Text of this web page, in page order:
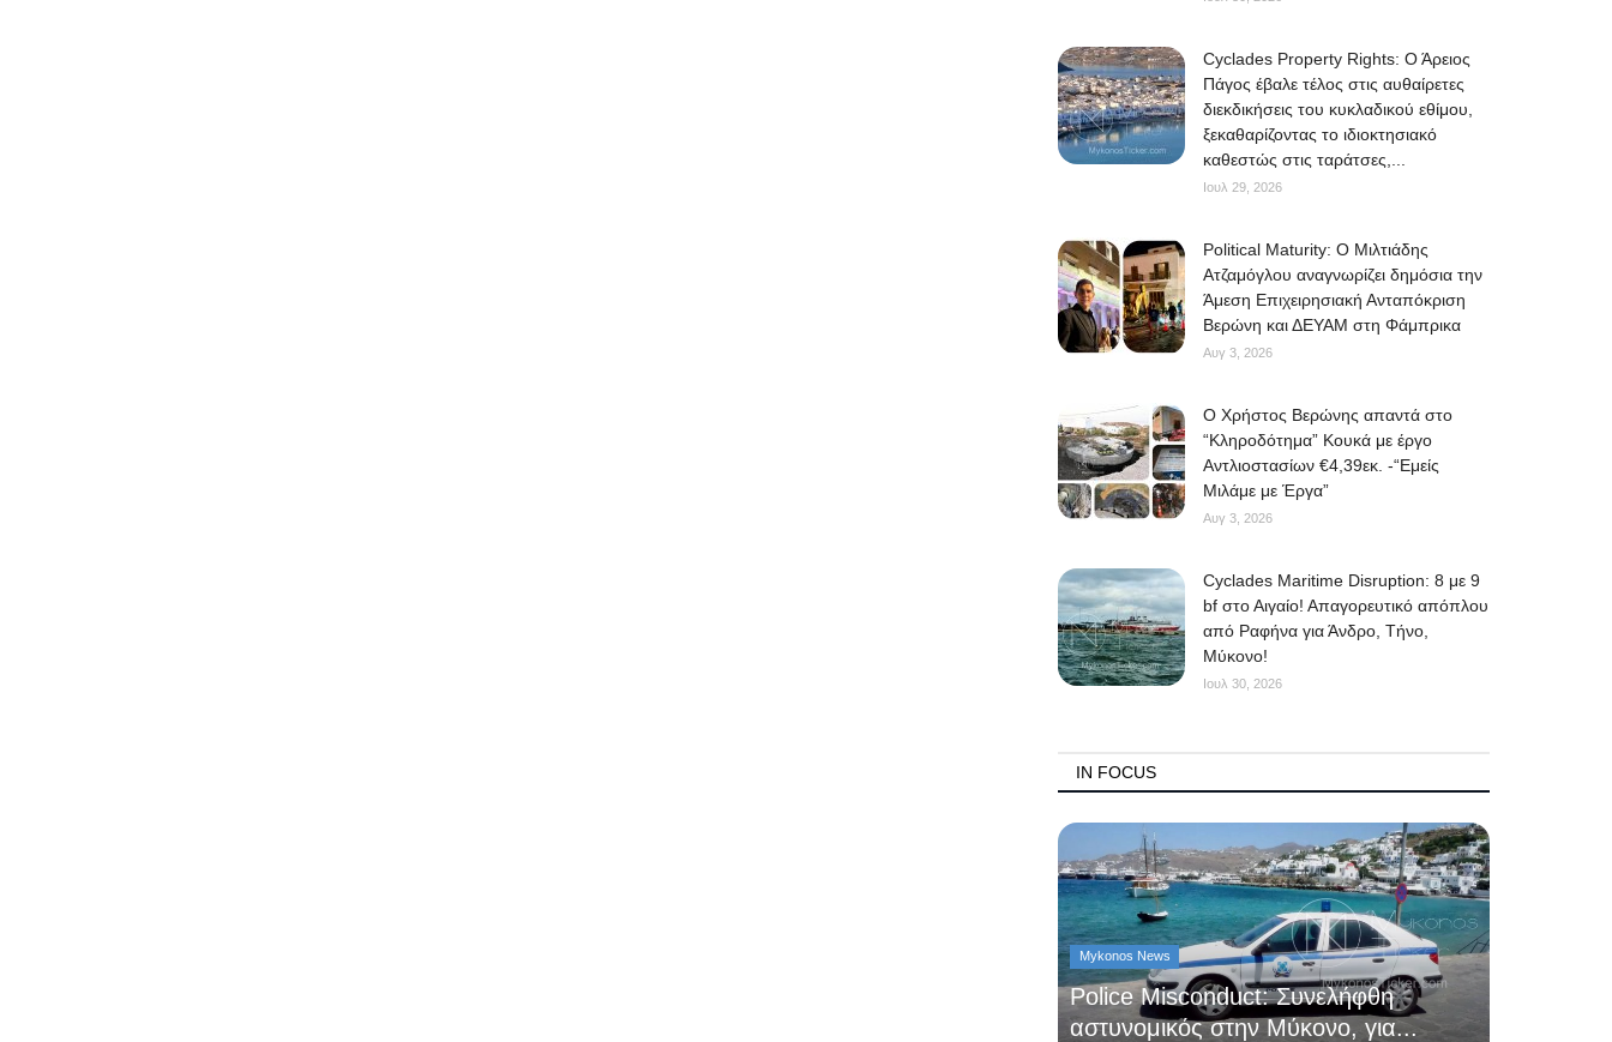
Cyclades Property Rights: Ο Άρειος
Πάγος έβαλε τέλος στις αυθαίρετες
διεκδικήσεις του κυκλαδικού εθίμου,
ξεκαθαρίζοντας το ιδιοκτησιακό
καθεστώς στις ταράτσες,...
Ιουλ 29, 2026
Political Maturity: Ο Μιλτιάδης
Ατζαμόγλου αναγνωρίζει δημόσια την
Άμεση Επιχειρησιακή Ανταπόκριση
Βερώνη και ΔΕΥΑΜ στη Φάμπρικα
Αυγ 3, 2026
O Χρήστος Βερώνης απαντά στο
“Κληροδότημα” Κουκά με έργο
Αντλιοστασίων €4,39εκ. -“Εμείς
Μιλάμε με Έργα”
Αυγ 3, 2026
Cyclades Maritime Disruption: 8 με 9
bf στο Αιγαίο! Απαγορευτικό απόπλου
από Ραφήνα για Άνδρο, Τήνο,
Μύκονο!
Ιουλ 30, 2026
IN FOCUS
Mykonos News
Police Misconduct: Συνελήφθη
αστυνομικός στην Μύκονο, για...